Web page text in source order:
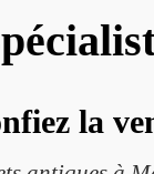
la